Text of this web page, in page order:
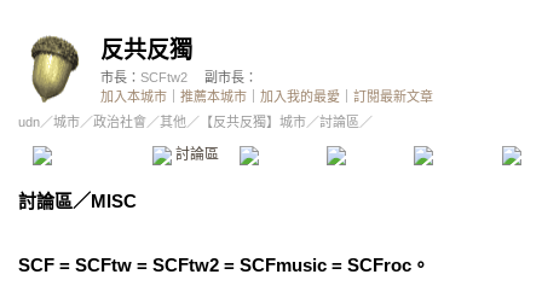
反共反獨
市長： SCFtw2
副市長：
加入本城市
推薦本城市 加入我的最愛
訂閱最新文章
udn／城市／政治社會 ／其他 ／ 【反共反獨】城市／討論區／
討論區 精華區 投票區 影像館
討論區／MISC
SCF = SCFtw = SCFtw2 = SCFmusic = SCFroc。